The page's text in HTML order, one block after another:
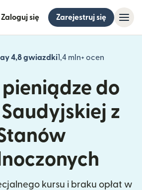
Zaloguj się Zarejestruj się
4,8 gwiazdki1,4 mln+ ocen
(otwiera
do
z
kursu i braku opłat w